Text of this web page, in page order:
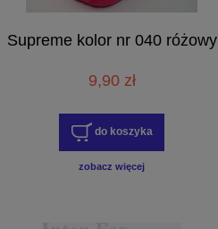
Supreme kolor nr 040 różowy
9,90 zł
do koszyka
zobacz więcej